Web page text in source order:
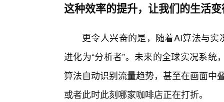
这种效率的提升，让我们的生活
更令人兴奋的是，随着AI算法与实
进化为“分析者”。未来的全球实况系
算法自动识别流量趋势，甚至在画面中
或者此时此刻哪家咖啡店正在打折。